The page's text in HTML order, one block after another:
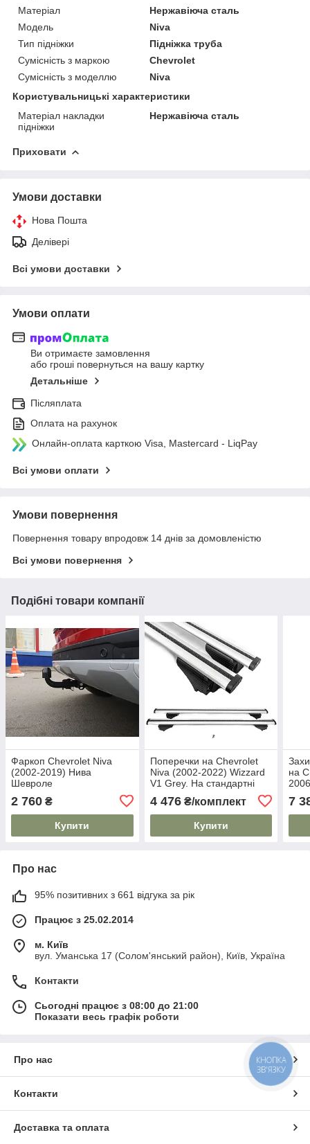
Матеріал
Нержавіюча сталь
Модель
Niva
Тип підніжки
Підніжка труба
Сумісність з маркою
Chevrolet
Сумісність з моделлю
Niva
Користувальницькі характеристики
Матеріал накладки
підніжки
Нержавіюча сталь
Приховати
Умови доставки
Нова Пошта
Делівері
Всі умови доставки
Умови оплати
Ви отримаєте замовлення
або гроші повернуться на вашу картку
Детальніше
Післяплата
Оплата на рахунок
Онлайн-оплата карткою Visa, Mastercard - LiqPay
Всі умови оплати
Умови повернення
Повернення товару впродовж 14 днів за домовленістю
Всі умови повернення
Подібні товари компанії
Фаркоп Chevrolet Niva
(2002-2019) Нива
Шевроле
2 760 ₴
Купити
Поперечки на Chevrolet
Niva (2002-2022) Wizzard
V1 Grey. На стандартні
ключ. Сірі
4 476₴/комплект
Купити
на
7
Про нас
95% позитивних з 661 відгука за рік
Працює з 25.02.2014
м. Київ
вул. Уманська 17 (Солом'янський район), Київ, Україна
Контакти
Сьогодні працює з 08:00 до 21:00
Показати весь графік роботи
Про нас
Контакти
Доставка та оплата
КНОПКА
ЗВ'ЯЗКУ